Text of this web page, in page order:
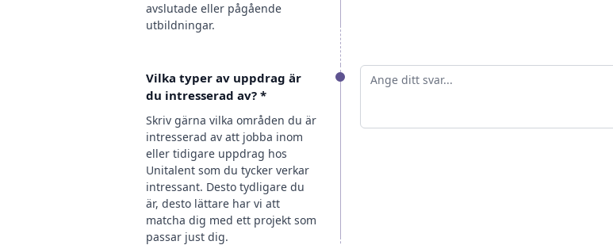
avslutade eller pågående
utbildningar.
Vilka typer av uppdrag är
du intresserad av? *
Skriv gärna vilka områden du är
intresserad av att jobba inom
eller tidigare uppdrag hos
Unitalent som du tycker verkar
intressant. Desto tydligare du
är, desto lättare har vi att
matcha dig med ett projekt som
passar just dig.